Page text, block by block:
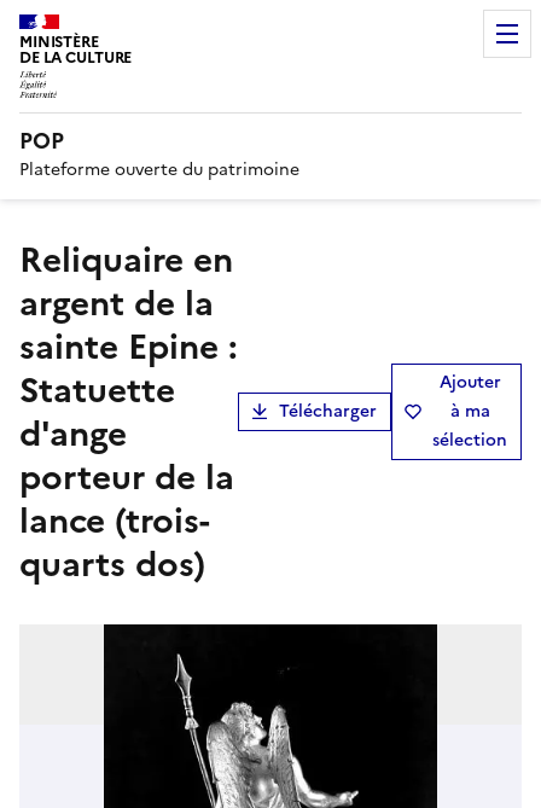
MINISTÈRE
DE LA CULTURE
POP
Plateforme ouverte du patrimoine
Reliquaire en
argent de la
sainte Epine :
Statuette
d'ange
porteur de la
lance (trois-
quarts dos)
Télécharger
Ajouter
à ma
sélection